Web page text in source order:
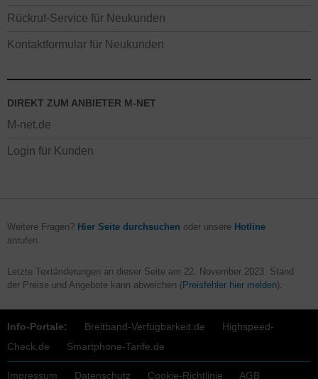
Rückruf-Service für Neukunden
Kontaktformular für Neukunden
DIREKT ZUM ANBIETER M-NET
M-net.de
Login für Kunden
Weitere Fragen? Hier Seite durchsuchen oder unsere Hotline
anrufen.
Letzte Textänderungen an dieser Seite am 22. November 2023 . Stand
der Preise und Angebote kann abweichen (Preisfehler hier melden).
Info-Portale: Breitband-Verfügbarkeit.de
Highspeed-
Check.de
Smartphone-Tarife.de
Impressum Datenschutz Cookie-Richtlinie AGB